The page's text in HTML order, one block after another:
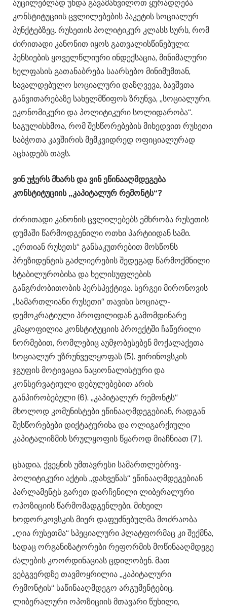
აუცილებლად უნდა გავამახვილოთ ყურადღება
კონსტიტუციის ცვლილებების პაკეტის სოციალურ
პუნქტებზეც. რუსეთის პოლიტიკურ კლასს სურს, რომ
ძირითადი კანონით იყოს გათვალისწინებული:
პენსიების ყოველწლიური ინდექსაცია, მინიმალური
ხელფასის გათანაბრება საარსებო მინიმუმთან,
სავალდებულო სოციალური დაზღვევა, ბავშვთა
განვითარებაზე სახელმწიფოს ზრუნვა, „სოციალური,
ეკონომიკური და პოლიტიკური სოლიდარობა“.
საგულისხმოა, რომ შესწორებების მიხედვით რუსეთი
საბჭოთა კავშირის მემკვიდრედ ოფიციალურად
აცხადებს თავს.
ვინ უჭერს მხარს და ვინ ეწინააღმდეგება
კონსტიტუციის „კაპიტალურ რემონტს“?
ძირითადი კანონის ცვლილებებს ემხრობა რუსეთის
დუმაში წარმოდგენილი ოთხი პარტიიდან სამი.
„ერთიან რუსეთს“ განსაკუთრებით მოსწონს
პრეზიდენტის გაძლიერების შედეგად წარმოქმნილი
სტაბილურობისა და ხელისუფლების
განგრძობითობის პერსპექტივა. სერგეი მირონოვის
„სამართლიანი რუსეთი“ თავისი სოციალ-
დემოკრატიული პროფილიდან გამომდინარე
კმაყოფილია კონსტიტუციის პროექტში ჩაწერილი
ნორმებით, რომლებიც აუმჯობესებენ მოქალაქეთა
სოციალურ უზრუნველყოფას (5). ჟირინოვსკის
ჯგუფის მოტივაცია ნაციონალისტური და
კონსერვატიული დებულებებით არის
განპირობებული (6). „კაპიტალურ რემონტს“
მხოლოდ კომუნისტები ეწინააღმდეგებიან, რადგან
შესწორებები დიქტატურისა და ოლიგარქიული
კაპიტალიზმის სრულყოფის წყაროდ მიაჩნიათ (7).
ცხადია, ქვეყნის უმთავრესი სამართლებრივ-
პოლიტიკური აქტის „დახვეწას“ ეწინააღმდეგებიან
პარლამენტს გარეთ დარჩენილი ლიბერალური
ოპოზიციის წარმომადგენლები. მიხეილ
ხოდორკოვსკის მიერ დაფუძნებულმა მოძრაობა
„ღია რუსეთმა“ სპეციალური პლატფორმაც კი შექმნა,
სადაც ორგანიზატორები რეფორმის მოწინააღმდეგე
ძალების კოორდინაციას ცდილობენ. მათ
ვებგვერდზე თავმოყრილია „კაპიტალური
რემონტის“ საწინააღმდეგო არგუმენტებიც.
ლიბერალური ოპოზიციის მთავარი წუხილი,